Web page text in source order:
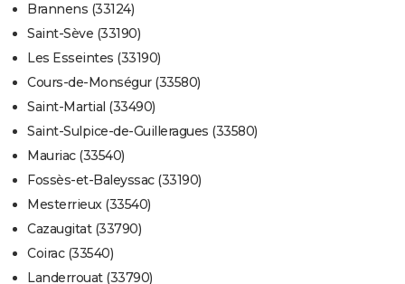
Brannens (33124)
Saint-Sève (33190)
Les Esseintes (33190)
Cours-de-Monségur (33580)
Saint-Martial (33490)
Saint-Sulpice-de-Guilleragues (33580)
Mauriac (33540)
Fossès-et-Baleyssac (33190)
Mesterrieux (33540)
Cazaugitat (33790)
Coirac (33540)
Landerrouat (33790)